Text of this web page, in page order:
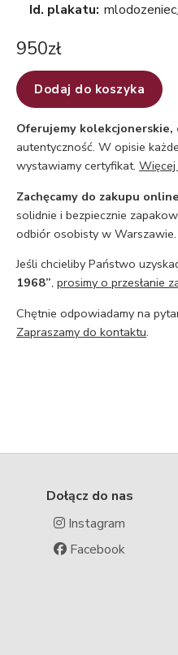
Id. plakatu:
950zł
Dodaj do koszyka
Oferujemy
autentyczność. W opisie
wystawiamy certyfikat.
Zachęcamy do zakupu online
solidnie i bezpiecznie
odbiór osobisty w Warszawie.
Jeśli chcieliby Państwo
1968”, prosimy o przesłanie
Chętnie odpowiadamy na
Zapraszamy do kontaktu.
Dołącz do nas
Instagram
Facebook